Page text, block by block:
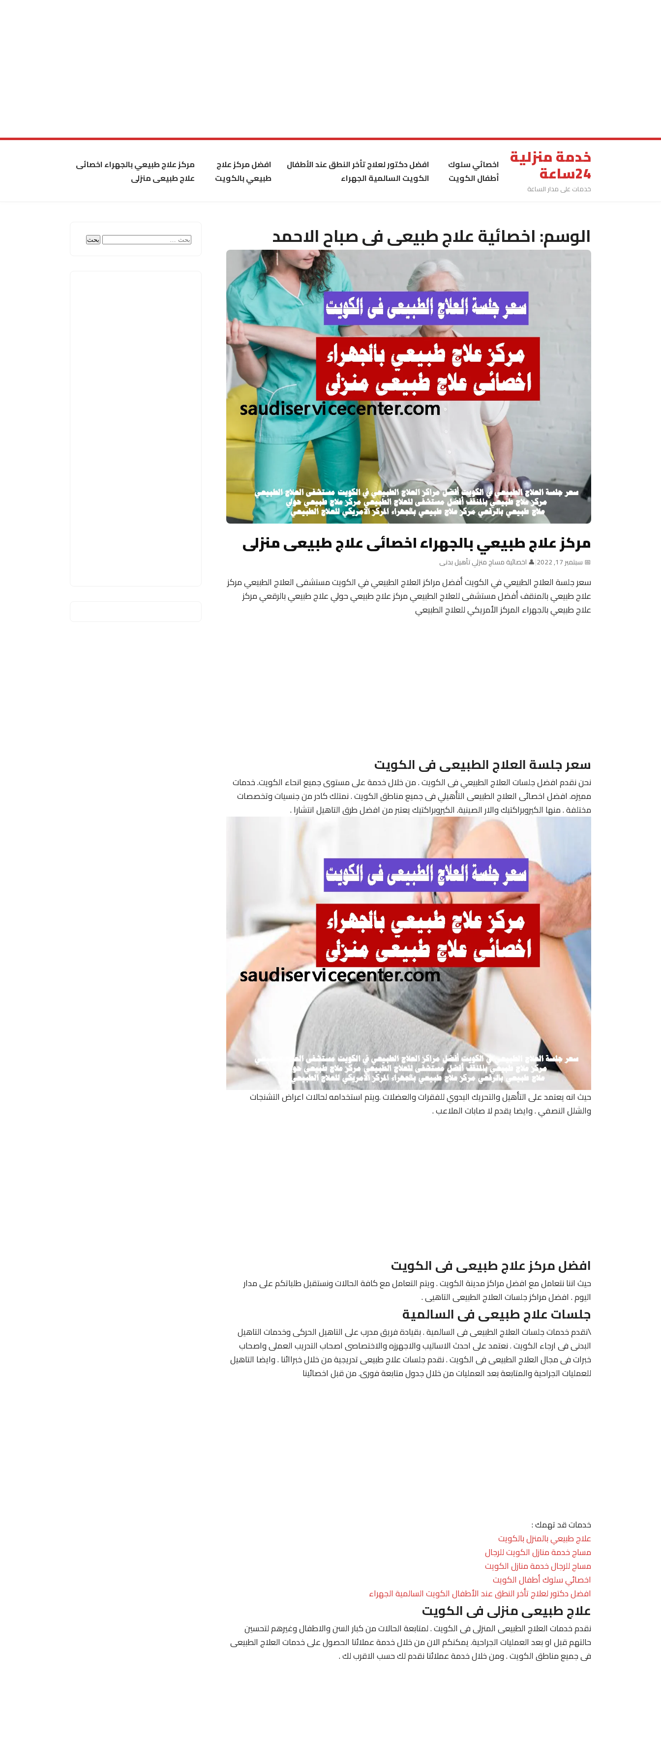
خدمة منزلية
24ساعة
خدمات على مدار الساعة
اخصائي سلوك
أطفال الكويت
افضل دكتور لعلاج تأخر النطق عند الأطفال
الكويت السالمية الجهراء
افضل مركز علاج
طبيعي بالكويت
مركز علاج طبيعي بالجهراء اخصائى
علاج طبيعى منزلى
الوسم:اخصائية علاج طبيعى فى صباح الاحمد
مركز علاج طبيعي بالجهراء اخصائى علاج طبيعى منزلى
📅 سبتمبر 17, 2022 |👤 اخصائية مساج منزلي تأهيل بدنى
سعر جلسة العلاج الطبيعي في الكويت أفضل مراكز العلاج الطبيعي في الكويت مستشفى العلاج الطبيعي مركز
علاج طبيعي بالمنقف أفضل مستشفى للعلاج الطبيعي مركز علاج طبيعي حولي علاج طبيعي بالرقعي مركز
علاج طبيعي بالجهراء المركز الأمريكي للعلاج الطبيعي
سعر جلسة العلاج الطبيعى فى الكويت
نحن نقدم افضل جلسات العلاج الطبيعي فى الكويت . من خلال خدمة على مستوى جميع انحاء الكويت. خدمات
مميزه. افضل اخصائى العلاج الطبيعى التأهيلي فى جميع مناطق الكويت . نمتلك كادر من جنسيات وتخصصات
مختلفة . منها الكيروبراكتيك والار الصينية. الكيروبراكتيك يعتبر من افضل طرق التاهيل انتشارا .
حيث انه يعتمد على التأهيل والتحريك اليدوي للفقرات والعضلات .ويتم استخدامه لحالات اعراض التشنجات
والشلل النصفي . وايضا يقدم لا صابات الملاعب .
افضل مركز علاج طبيعى فى الكويت
حيث اننا نتعامل مع افضل مراكز مدينة الكويت . ويتم التعامل مع كافة الحالات ونستقبل طلباتكم على مدار
اليوم . افضل مراكز جلسات العلاج الطبيعى التاهيى .
جلسات علاج طبيعى فى السالمية
\نقدم خدمات جلسات العلاج الطبيعى فى السالمية . بقيادة فريق مدرب على التاهيل الحركى وخدمات التاهيل
البدنى فى ارجاء الكويت . نعتمد على احدث الاساليب والاجهرزه والاختصاصى اصحاب التدريب العملى واصحاب
خبرات فى مجال العلاج الطبيعى فى الكويت . نقدم جلسات علاج طبيعى تدريجية من خلال خبراائنا . وايضا التاهيل
للعمليات الجراحية والمتابعة بعد العمليات من خلال جدول متابعة فورى. من قبل اخصائينا
خدمات قد تهمك :
علاج طبيعي بالمنزل بالكويت
مساج خدمة منازل الكويت للرجال
مساج للرجال خدمة منازل الكويت
اخصائي سلوك أطفال الكويت
افضل دكتور لعلاج تأخر النطق عند الأطفال الكويت السالمية الجهراء
علاج طبيعى منزلى فى الكويت
نقدم خدمات العلاج الطبيعى المنزلى فى الكويت . لمتابعة الحالات من كبار السن والاطفال وغيرهم لتحسين
حالتهم قبل او بعد العمليات الجراحية. يمكنكم الان من خلال خدمة عملائنا الحصول على خدمات العلاج الطبيعى
فى جميع مناطق الكويت . ومن خلال خدمة عملائنا نقدم لك حسب الاقرب لك .
البحث